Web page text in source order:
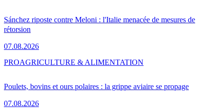
Sánchez riposte contre Meloni : l'Italie menacée de mesures de
rétorsion
07.08.2026
Poulets, bovins et ours polaires : la grippe aviaire se propage
07.08.2026
PROAGRICULTURE & ALIMENTATION